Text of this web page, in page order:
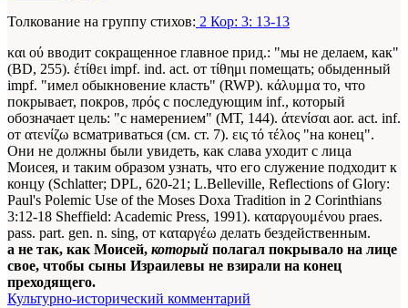
Толкование на группу стихов: 2 Кор: 3: 13-13
και ού вводит сокращенное главное прид.: "мы не делаем, как"
(BD, 255). έτίθει impf. ind. act. от τίθημι помещать; обыденный
impf. "имел обыкновение класть" (RWP). κάλυμμα то, что
покрывает, покров, πρός с последующим inf., который
обозначает цель: "с намерением" (МТ, 144). άτενίσαι aor. act. inf.
от ατενίζω всматриваться (см. ст. 7). εις τό τέλος "на конец".
Они не должны были увидеть, как слава уходит с лица
Моисея, и таким образом узнать, что его служение подходит к
концу (Schlatter; DPL, 620-21; L.Belleville, Reflections of Glory:
Paul's Polemic Use of the Moses Doxa Tradition in 2 Corinthians
3:12-18 Sheffield: Academic Press, 1991). καταργουμένου praes.
pass. part. gen. n. sing, от καταργέω делать бездейственным.
а не так, как Моисей, который полагал покрывало на лице
свое, чтобы сыны Израилевы не взирали на конец
преходящего.
Культурно-исторический комментарий